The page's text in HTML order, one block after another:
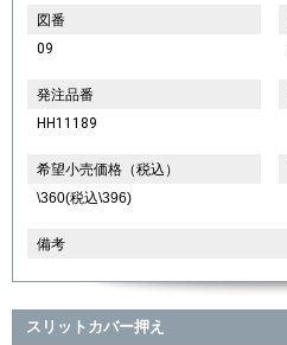
図番
09
発注品番
HH11189
希望小売価格（税込）
\360(税込\396)
備考
スリットカバー押え